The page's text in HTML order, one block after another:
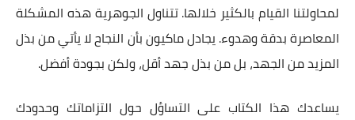
لمحاولتنا القيام بالكثير خلالها. تتناول الجوهرية هذه المشكلة
المعاصرة بدقة وهدوء. يجادل ماكيون بأن النجاح لا يأتي من بذل
المزيد من الجهد، بل من بذل جهد أقل، ولكن بجودة أفضل.
يساعدك هذا الكتاب على التساؤل حول التزاماتك وحدودك